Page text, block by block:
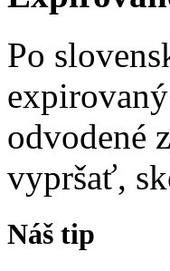
Po
odvodené
vypršať,
Náš tip